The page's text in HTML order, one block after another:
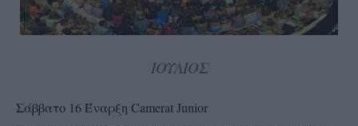
ΙΟΥΛΙΟΣ
Σάββατο 16 Έναρξη Camerat Junior